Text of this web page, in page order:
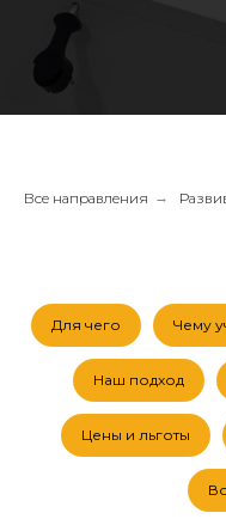
Все направления →
Для чего Чему
Наш подход
Цены и льготы